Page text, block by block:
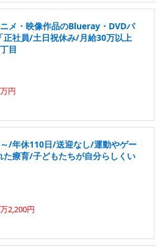
メ・映像作品のBlueray・DVDパ
正社員/土日祝休み/月給30万以上
目
円
/年休110日/送迎なし/運動やゲー
た療育/子どもたちが自分らしくい
2,200円